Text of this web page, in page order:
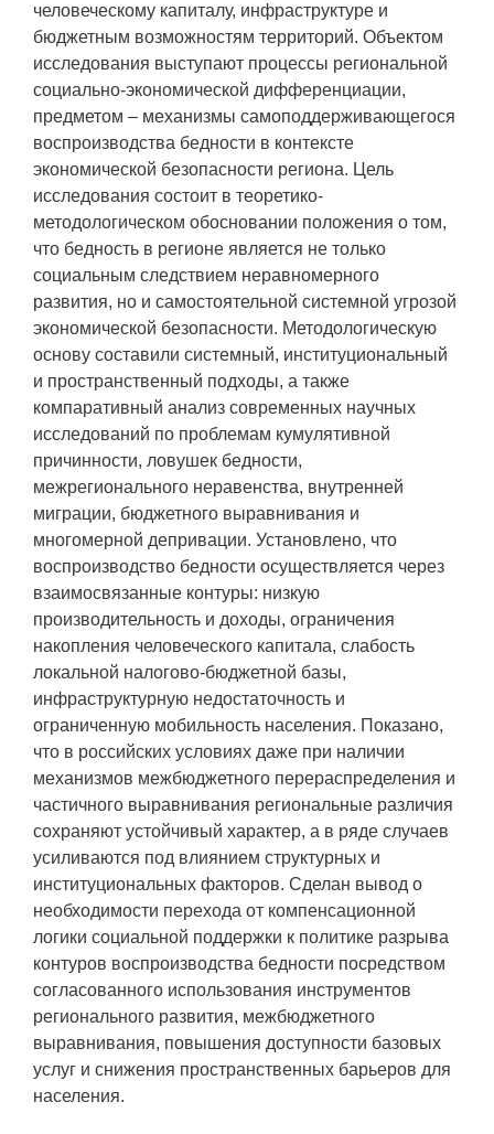
человеческому капиталу, инфраструктуре и
бюджетным возможностям территорий. Объектом
исследования выступают процессы региональной
социально-экономической дифференциации,
предметом – механизмы самоподдерживающегося
воспроизводства бедности в контексте
экономической безопасности региона. Цель
исследования состоит в теоретико-
методологическом обосновании положения о том,
что бедность в регионе является не только
социальным следствием неравномерного
развития, но и самостоятельной системной угрозой
экономической безопасности. Методологическую
основу составили системный, институциональный
и пространственный подходы, а также
компаративный анализ современных научных
исследований по проблемам кумулятивной
причинности, ловушек бедности,
межрегионального неравенства, внутренней
миграции, бюджетного выравнивания и
многомерной депривации. Установлено, что
воспроизводство бедности осуществляется через
взаимосвязанные контуры: низкую
производительность и доходы, ограничения
накопления человеческого капитала, слабость
локальной налогово-бюджетной базы,
инфраструктурную недостаточность и
ограниченную мобильность населения. Показано,
что в российских условиях даже при наличии
механизмов межбюджетного перераспределения и
частичного выравнивания региональные различия
сохраняют устойчивый характер, а в ряде случаев
усиливаются под влиянием структурных и
институциональных факторов. Сделан вывод о
необходимости перехода от компенсационной
логики социальной поддержки к политике разрыва
контуров воспроизводства бедности посредством
согласованного использования инструментов
регионального развития, межбюджетного
выравнивания, повышения доступности базовых
услуг и снижения пространственных барьеров для
населения.